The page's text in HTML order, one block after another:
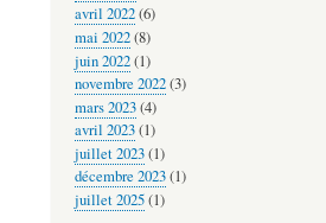
avril 2022(6)
mai 2022(8)
juin 2022(1)
novembre 2022(3)
mars 2023(4)
avril 2023(1)
juillet 2023(1)
décembre 2023(1)
juillet 2025(1)